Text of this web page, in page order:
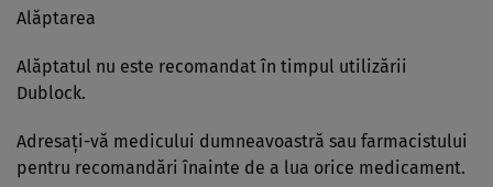
Alăptarea
Alăptatul nu este recomandat în timpul utilizării
Dublock.
Adresaţi-vă medicului dumneavoastră sau farmacistului
pentru recomandări înainte de a lua orice medicament.